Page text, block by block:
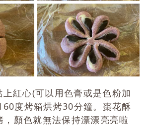
紅心(可以用色膏或是色粉加
度烤箱烘烤30分鐘。棗花酥
，顏色就無法保持漂漂亮亮啦